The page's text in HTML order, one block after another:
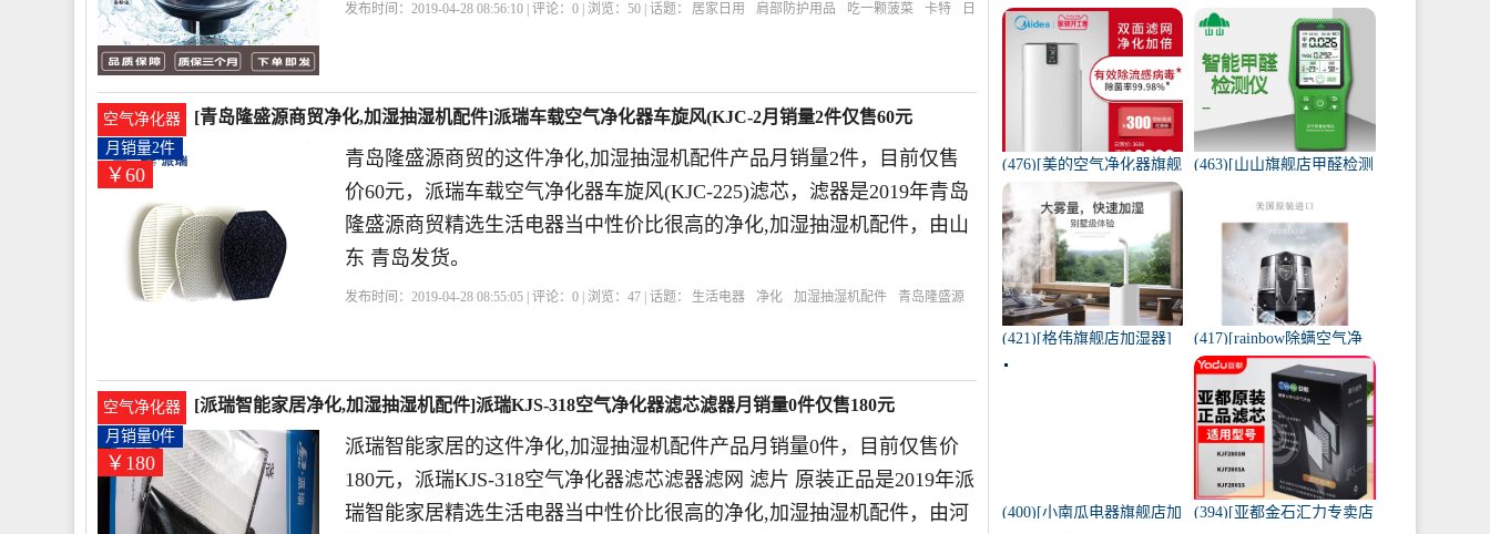
发布时间：2019-04-28 08:56:10 | 评论：0 | 浏览：50 | 话题： 居家日用 肩部防护用品 吃一颗菠菜 卡特
日
空气净化器 [青岛隆盛源商贸净化,加湿抽湿机配件]派瑞车载空气净化器车旋风(KJC-2月销量2件仅售60元
￥60
月销量2件
青岛隆盛源商贸的这件净化,加湿抽湿机配件产品月销量2件，目前仅售
价60元，派瑞车载空气净化器车旋风(KJC-225)滤芯，滤器是2019年青岛
隆盛源商贸精选生活电器当中性价比很高的净化,加湿抽湿机配件，由山
东 青岛发货。
发布时间：2019-04-28 08:55:05 | 评论：0 | 浏览：47 | 话题： 生活电器 净化 加湿抽湿机配件
青岛隆盛源
空气净化器 [派瑞智能家居净化,加湿抽湿机配件]派瑞KJS-318空气净化器滤芯滤器月销量0件仅售180元
￥180
月销量0件
派瑞智能家居的这件净化,加湿抽湿机配件产品月销量0件，目前仅售价
180元，派瑞KJS-318空气净化器滤芯滤器滤网 滤片 原装正品是2019年派
瑞智能家居精选生活电器当中性价比很高的净化,加湿抽湿机配件，由河
USB加湿器]加湿器家用静
音卧室小米小型空气无线
可月销量213件仅售29元
抽湿机配件]3M菲尔萃空
气净化器静电滤网FACF月
销量1件仅售199元
(476)[美的空气净化器旗舰
店空气净化,氧吧]美的空气
净化器家用除甲醛月销量
170件仅售3698元
(463)[山山旗舰店甲醛检测
苯空气质量专业家月销量
12件仅售298元
(421)[格伟旗舰店加湿器]
工业加湿器大容量空气家
(417)[rainbow除螨空气净
化,氧吧]美国原装进口水过
滤RAINBOW空气月销量0
件仅售31920元
(400)[小南瓜电器旗舰店加
(394)[亚都金石汇力专卖店